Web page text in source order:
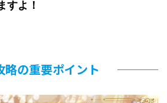
すよ！
略の重要ポイント